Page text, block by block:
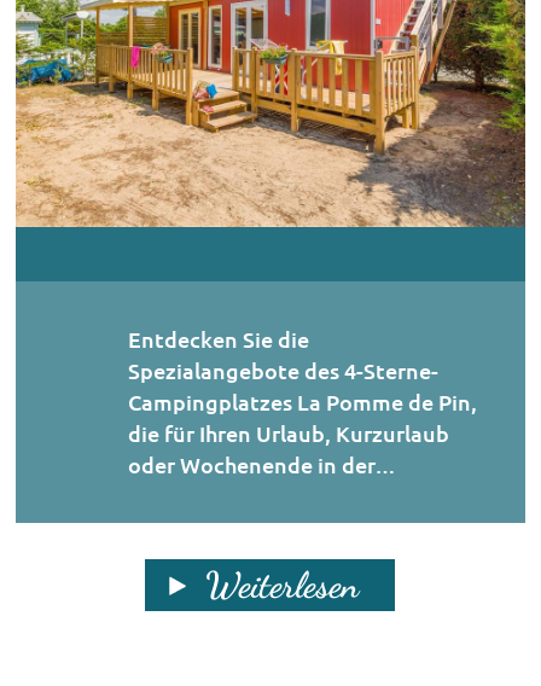
Sonderangebot für längere Aufenthalte
Bleiben Sie länger und erhalten Sie 10 % Rabatt auf Ihren
nächsten Urlaub!
Bei einem Mindestaufenthalt von 10 Nächten ab der
Eröffnung des Campingplatzes am 10. April 2026 bis zum
** Das Angebot unterliegt der Verfügbarkeit. Die
Angebote sind nicht kombinierbar.
Entdecken Sie die
Spezialangebote des 4-Sterne-
Campingplatzes La Pomme de Pin,
die für Ihren Urlaub, Kurzurlaub
oder Wochenende in der…
Weiterlesen